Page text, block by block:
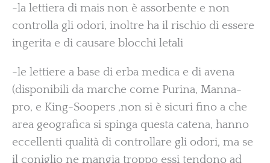
-la lettiera di mais non è assorbente e non
controlla gli odori, inoltre ha il rischio di essere
ingerita e di causare blocchi letali
-le lettiere a base di erba medica e di avena
(disponibili da marche come Purina, Manna-
pro, e King-Soopers ,non si è sicuri fino a che
area geografica si spinga questa catena, hanno
eccellenti qualità di controllare gli odori, ma se
il coniglio ne mangia troppo essi tendono ad